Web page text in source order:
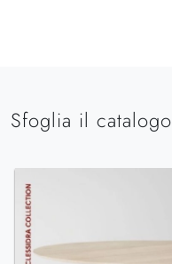
Sfoglia il catalogo